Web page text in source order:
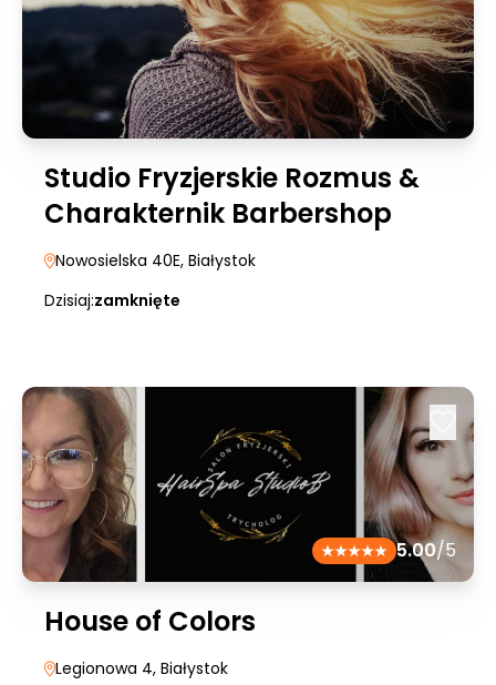
Studio Fryzjerskie Rozmus &
Charakternik Barbershop
Nowosielska 40E, Białystok
Dzisiaj:zamknięte
5.00/5
House of Colors
Legionowa 4, Białystok